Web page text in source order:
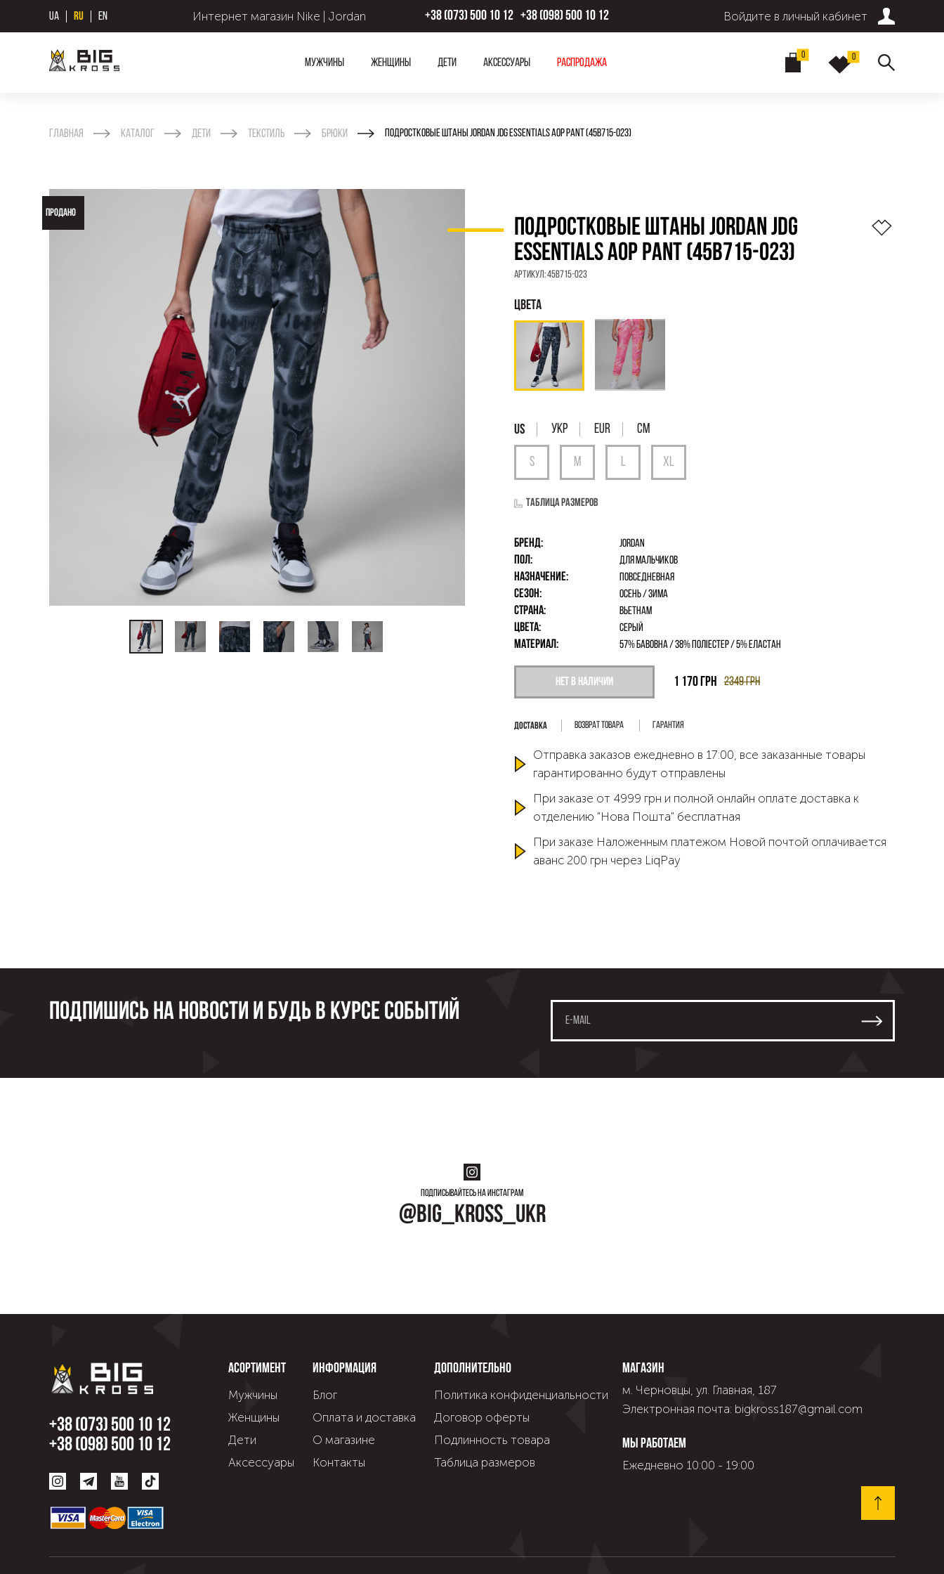
UA RU EN Интернет магазин Nike | Jordan +38 (073) 500 10 12 +38 (098) 500 10 12 Войдите в личный кабинет
Мужчины Женщины Дети Аксессуары Распродажа
0 0
Главная Каталог Дети Текстиль Брюки ПОДРОСТКОВЫЕ ШТАНЫ JORDAN JDG ESSENTIALS AOP PANT (45B715-023)
ПРОДАНО
ПОДРОСТКОВЫЕ ШТАНЫ JORDAN JDG
ESSENTIALS AOP PANT (45B715-023)
Артикул:45B715-023
УКР EUR См
Таблица размеров
Бренд: Jordan
Пол: для мальчиков
Назначение: Повседневная
Сезон: Осень / Зима
Страна: Вьетнам
Цвета: Серый
Материал: 57% бавовна / 38% поліестер / 5% еластан
Нет в наличии 2349грн
1 170 грн
Возврат товара Гарантия
Отправка заказов ежедневно в 17:00, все заказанные товары
гарантированно будут отправлены
При заказе от 4999 грн и полной онлайн оплате доставка к
отделению "Нова Пошта" бесплатная
При заказе Наложенным платежом Новой почтой оплачивается
аванс 200 грн через LiqPay
Подпишись на новости и будь в курсе событий
Подписывайтесь на инстаграм
@big_kross_ukr
+38 (073) 500 10 12
+38 (098) 500 10 12
Асортимент
Мужчины
Женщины
Дети
Аксессуары
Информация
Блог
Оплата и доставка
О магазине
Контакты
Дополнительно
Политика конфиденциальности
Договор оферты
Подлинность товара
Таблица размеров
Магазин
м. Черновцы, ул. Главная, 187
Электронная почта: bigkross187@gmail.com
Мы работаем
Ежедневно 10:00 - 19:00